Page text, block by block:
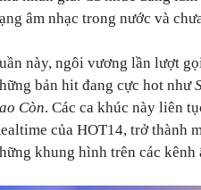
âm nhạc trong nước và
này, ngôi vương lần lượt
những bản hit đang cực hot như
Còn
. Các ca khúc này liên
của HOT14, trở thành
những khung hình trên các kênh